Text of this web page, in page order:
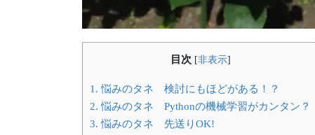
目次 [非表示]
1. 悩みのタネ 検討にもほどがある！？
2. 悩みのタネ Pythonの機械学習がカンタン？
3. 悩みのタネ 先送りOK!